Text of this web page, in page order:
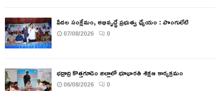
పేదల సంక్షేమం, అభివృద్ధే ప్రభుత్వ ధ్యేయం : పొంగులేటి
07/08/2026 0
భద్రాద్రి కొత్తగూడెం జిల్లాలో భూభారతి శిక్షణ కార్యక్రమం
06/08/2026 0